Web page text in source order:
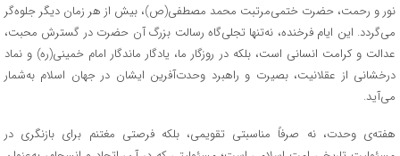
نور و رحمت، حضرت ختمی‌مرتبت محمد مصطفی(ص)، بیش از هر زمان دیگر جلوه‌گر
می‌گردد. این ایام فرخنده، نه‌تنها تجلی‌گاه رسالت بزرگ آن حضرت در گسترش محبت،
عدالت و کرامت انسانی است، بلکه در روزگار ما، یادگار ماندگار امام خمینی(ره) و نماد
درخشانی از عقلانیت، بصیرت و راهبرد وحدت‌آفرین ایشان در جهان اسلام به‌شمار
می‌آید.
هفته‌ی وحدت، نه صرفاً مناسبتی تقویمی، بلکه فرصتی مغتنم برای بازنگری در